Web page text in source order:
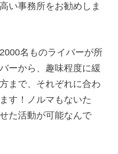
い事務所をお勧めしま
名ものライバーが所
ーから、趣味程度に緩
まで、それぞれに合わ
す！ノルマもないた
た活動が可能なんで